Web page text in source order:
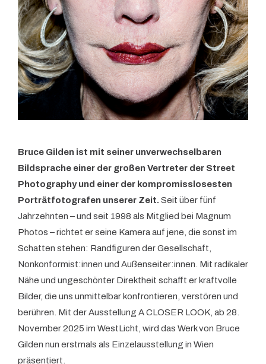
Bruce Gilden ist mit seiner unverwechselbaren
Bildsprache einer der großen Vertreter der Street
Photography und einer der kompromisslosesten
Porträtfotografen unserer Zeit. Seit über fünf
Jahrzehnten – und seit 1998 als Mitglied bei Magnum
Photos – richtet er seine Kamera auf jene, die sonst im
Schatten stehen: Randfiguren der Gesellschaft,
Nonkonformist:innen und Außenseiter:innen. Mit radikaler
Nähe und ungeschönter Direktheit schafft er kraftvolle
Bilder, die uns unmittelbar konfrontieren, verstören und
berühren. Mit der Ausstellung A CLOSER LOOK, ab 28.
November 2025 im WestLicht, wird das Werk von Bruce
Gilden nun erstmals als Einzelausstellung in Wien
präsentiert.